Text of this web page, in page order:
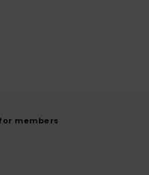
members